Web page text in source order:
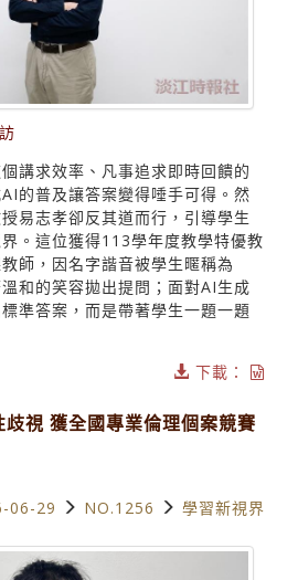
個講求效率、凡事追求即時回饋的
AI的普及讓答案變得唾手可得。然
易志孝卻反其道而行，引導學生
。這位獲得113學年度教學特優教
師，因名字諧音被學生暱稱為
溫和的笑容拋出提問；面對AI生成
準答案，而是帶著學生一題一題
下載：
視 獲全國專業倫理個案競賽
06-29 NO.1256 學習新視界